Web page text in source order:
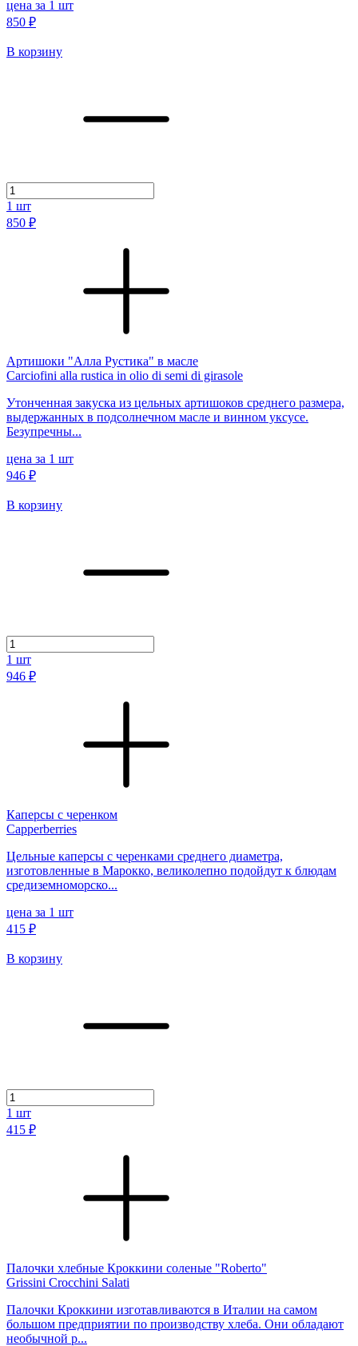
цена за 1 шт
850 ₽
В корзину
1 шт
850 ₽
Артишоки "Алла Рустика" в масле
Carciofini alla rustica in olio di semi di girasole
Утонченная закуска из цельных артишоков среднего размера,
выдержанных в подсолнечном масле и винном уксусе.
Безупречны...
цена за 1 шт
946 ₽
В корзину
1 шт
946 ₽
Каперсы с черенком
Capperberries
Цельные каперсы с черенками среднего диаметра,
изготовленные в Марокко, великолепно подойдут к блюдам
средиземноморско...
цена за 1 шт
415 ₽
В корзину
1 шт
415 ₽
Палочки хлебные Кроккини соленые "Roberto"
Grissini Crocchini Salati
Палочки Кроккини изготавливаются в Италии на самом
большом предприятии по производству хлеба. Они обладают
необычной р...